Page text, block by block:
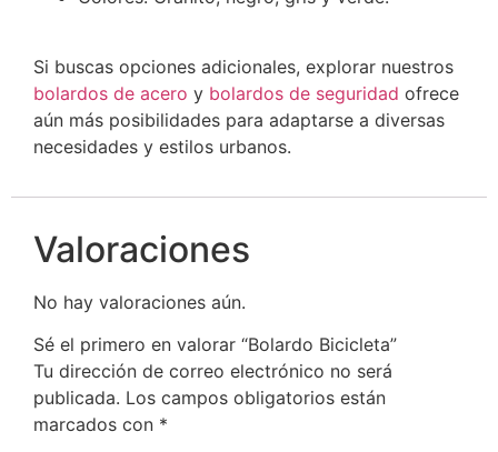
Si buscas opciones adicionales, explorar nuestros
bolardos de acero y bolardos de seguridad ofrece
aún más posibilidades para adaptarse a diversas
necesidades y estilos urbanos.
Valoraciones
No hay valoraciones aún.
Sé el primero en valorar “Bolardo Bicicleta”
Tu dirección de correo electrónico no será
publicada. Los campos obligatorios están
marcados con *